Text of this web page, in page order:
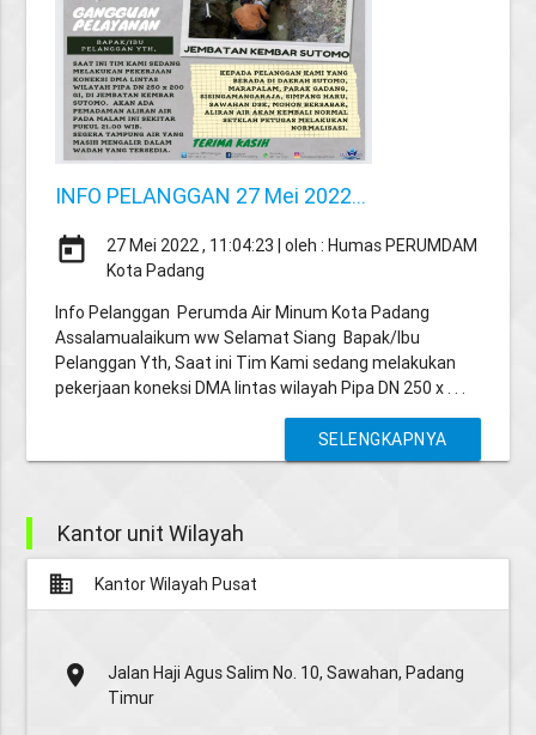
INFO PELANGGAN 27 Mei 2022...
today
27 Mei 2022 , 11:04:23 | oleh : Humas PERUMDAM
Kota Padang
Info Pelanggan Perumda Air Minum Kota Padang
Assalamualaikum ww Selamat Siang Bapak/Ibu
Pelanggan Yth, Saat ini Tim Kami sedang melakukan
pekerjaan koneksi DMA lintas wilayah Pipa DN 250 x . . .
SELENGKAPNYA
Kantor unit Wilayah
business Kantor Wilayah Pusat
place
Jalan Haji Agus Salim No. 10, Sawahan, Padang
Timur